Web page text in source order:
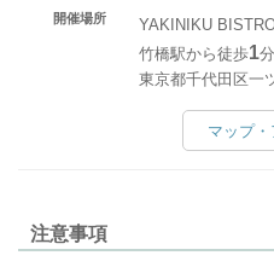
開催場所
YAKINIKU
竹橋駅から徒歩1分
東京都千代田区一
マップ
注意事項